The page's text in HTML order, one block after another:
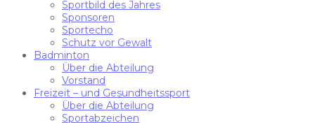
Sportbild des Jahres
Sponsoren
Sportecho
Schutz vor Gewalt
Badminton
Über die Abteilung
Vorstand
Freizeit – und Gesundheitssport
Über die Abteilung
Sportabzeichen